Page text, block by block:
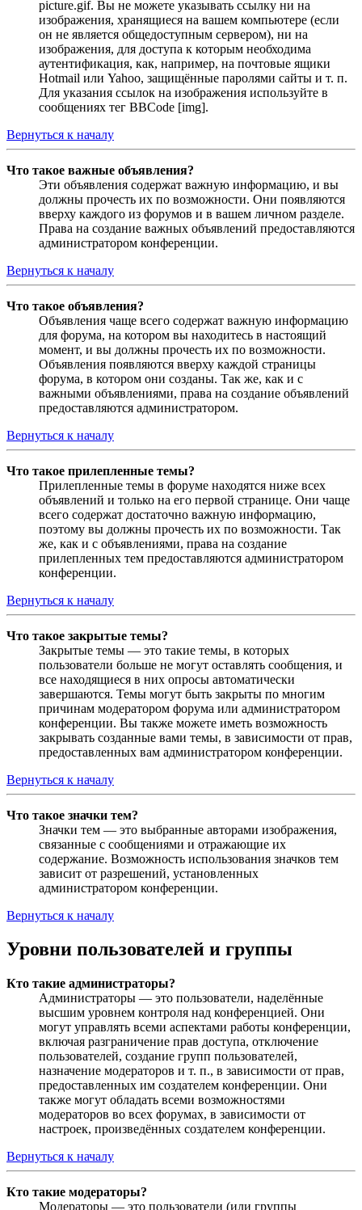
picture.gif. Вы не можете указывать ссылку ни на
изображения, хранящиеся на вашем компьютере (если
он не является общедоступным сервером), ни на
изображения, для доступа к которым необходима
аутентификация, как, например, на почтовые ящики
Hotmail или Yahoo, защищённые паролями сайты и т. п.
Для указания ссылок на изображения используйте в
сообщениях тег BBCode [img].
Вернуться к началу
Что такое важные объявления?
Эти объявления содержат важную информацию, и вы
должны прочесть их по возможности. Они появляются
вверху каждого из форумов и в вашем личном разделе.
Права на создание важных объявлений предоставляются
администратором конференции.
Вернуться к началу
Что такое объявления?
Объявления чаще всего содержат важную информацию
для форума, на котором вы находитесь в настоящий
момент, и вы должны прочесть их по возможности.
Объявления появляются вверху каждой страницы
форума, в котором они созданы. Так же, как и с
важными объявлениями, права на создание объявлений
предоставляются администратором.
Вернуться к началу
Что такое прилепленные темы?
Прилепленные темы в форуме находятся ниже всех
объявлений и только на его первой странице. Они чаще
всего содержат достаточно важную информацию,
поэтому вы должны прочесть их по возможности. Так
же, как и с объявлениями, права на создание
прилепленных тем предоставляются администратором
конференции.
Вернуться к началу
Что такое закрытые темы?
Закрытые темы — это такие темы, в которых
пользователи больше не могут оставлять сообщения, и
все находящиеся в них опросы автоматически
завершаются. Темы могут быть закрыты по многим
причинам модератором форума или администратором
конференции. Вы также можете иметь возможность
закрывать созданные вами темы, в зависимости от прав,
предоставленных вам администратором конференции.
Вернуться к началу
Что такое значки тем?
Значки тем — это выбранные авторами изображения,
связанные с сообщениями и отражающие их
содержание. Возможность использования значков тем
зависит от разрешений, установленных
администратором конференции.
Вернуться к началу
Уровни пользователей и группы
Кто такие администраторы?
Администраторы — это пользователи, наделённые
высшим уровнем контроля над конференцией. Они
могут управлять всеми аспектами работы конференции,
включая разграничение прав доступа, отключение
пользователей, создание групп пользователей,
назначение модераторов и т. п., в зависимости от прав,
предоставленных им создателем конференции. Они
также могут обладать всеми возможностями
модераторов во всех форумах, в зависимости от
настроек, произведённых создателем конференции.
Вернуться к началу
Кто такие модераторы?
Модераторы — это пользователи (или группы